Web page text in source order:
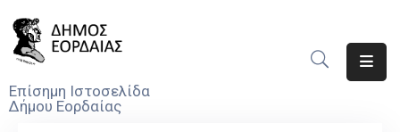
Επίσημη Ιστοσελίδα
Δήμου Εορδαίας